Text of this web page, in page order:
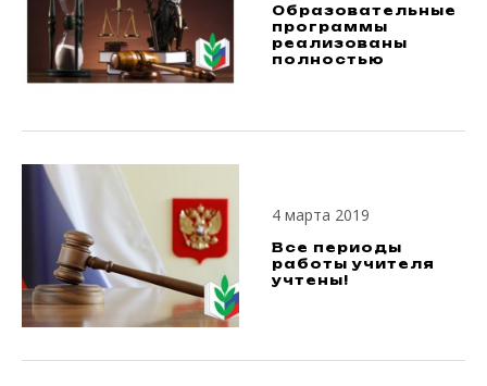
Образовательные
программы
реализованы
полностью
4 марта 2019
Все периоды
работы учителя
учтены!